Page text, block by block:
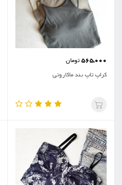
565,000تومان
کراپ تاپ بند ماکارونی